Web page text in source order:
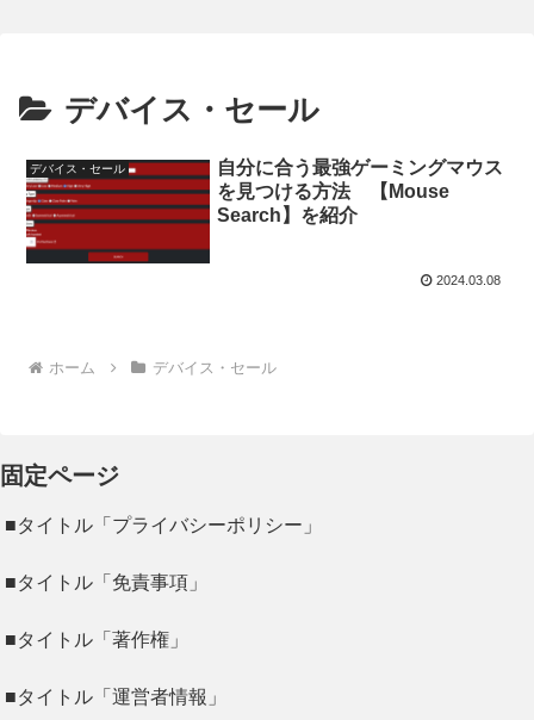
デバイス・セール
デバイス・セール
自分に合う最強ゲーミングマウス
を見つける方法 【Mouse
Search】を紹介
2024.03.08
ホーム デバイス・セール
固定ページ
■タイトル「プライバシーポリシー」
■タイトル「免責事項」
■タイトル「著作権」
■タイトル「運営者情報」